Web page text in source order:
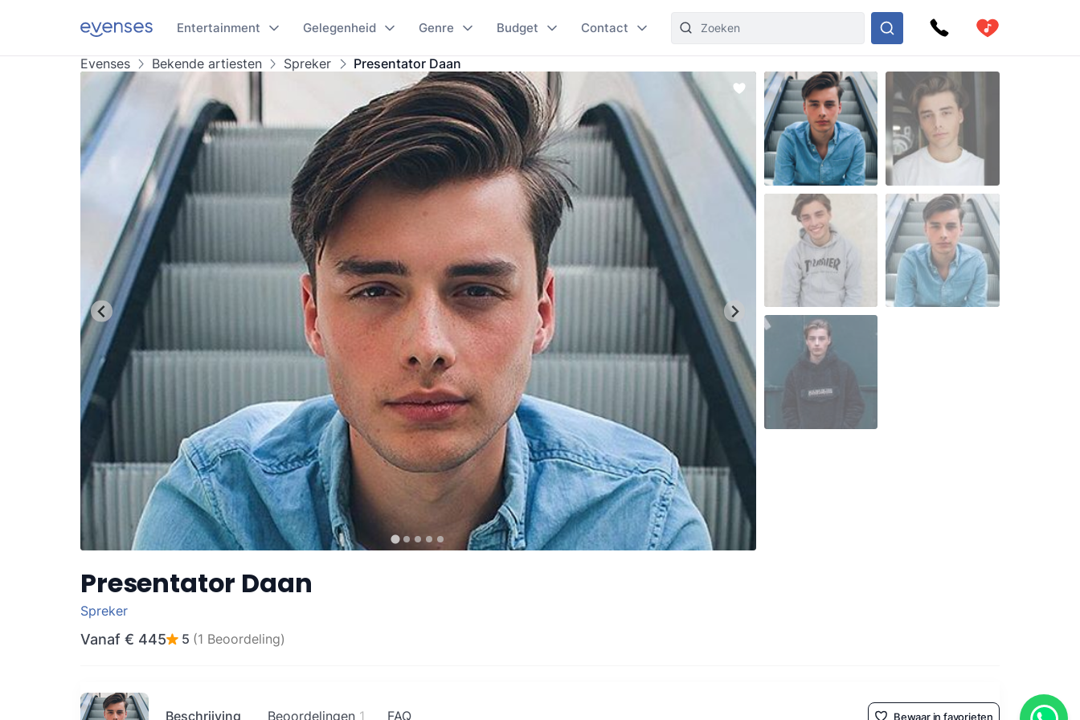
Entertainment Gelegenheid Genre Budget Contact
Evenses Bekende artiesten Spreker Presentator Daan
Presentator Daan
Spreker
Vanaf € 445 5 (1 Beoordeling)
Beschrijving Beoordelingen 1 FAQ Bewaar in favorieten